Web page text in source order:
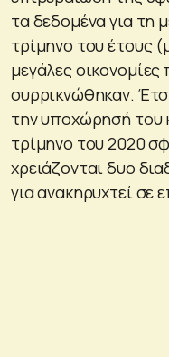
τα δεδομένα για
τρίμηνο του έτους
μεγάλες
συρρικνώθηκαν.
την υποχώρησή του
τρίμηνο του 2020
χρειάζονται δυο
για ανακηρυχτεί σε